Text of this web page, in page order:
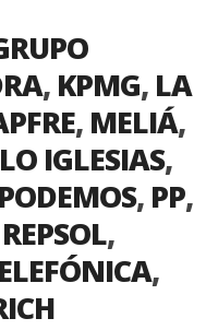
, KPMG, LA
, MELIÁ,
IGLESIAS,
PODEMOS, PP,
REPSOL,
,